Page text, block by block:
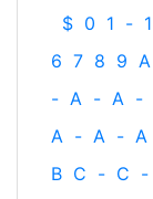
$ 0 1 - 1
6 7 8 9 A
- A - A -
A - A - A
B C - C -